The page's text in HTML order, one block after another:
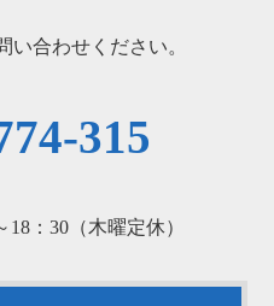
い合わせください。
315
：30（木曜定休）